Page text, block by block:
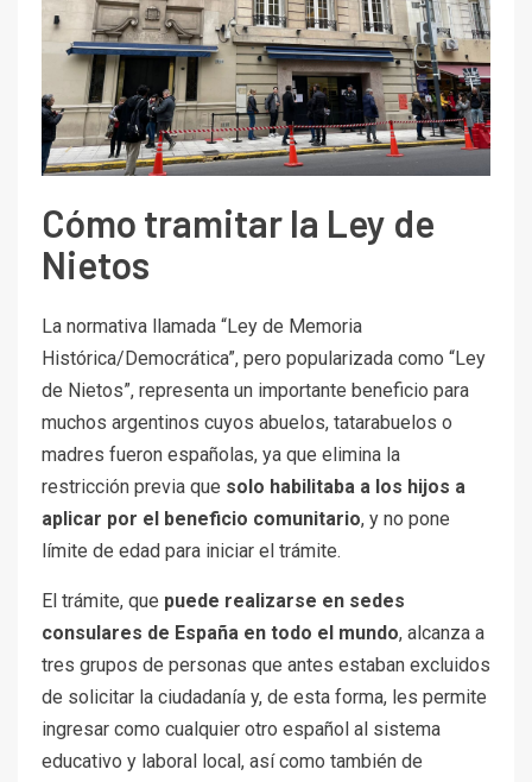
Cómo tramitar la Ley de
Nietos
La normativa llamada “Ley de Memoria
Histórica/Democrática”, pero popularizada como “Ley
de Nietos”, representa un importante beneficio para
muchos argentinos cuyos abuelos, tatarabuelos o
madres fueron españolas, ya que elimina la
restricción previa que solo habilitaba a los hijos a
aplicar por el beneficio comunitario, y no pone
límite de edad para iniciar el trámite.
El trámite, que puede realizarse en sedes
consulares de España en todo el mundo, alcanza a
tres grupos de personas que antes estaban excluidos
de solicitar la ciudadanía y, de esta forma, les permite
ingresar como cualquier otro español al sistema
educativo y laboral local, así como también de